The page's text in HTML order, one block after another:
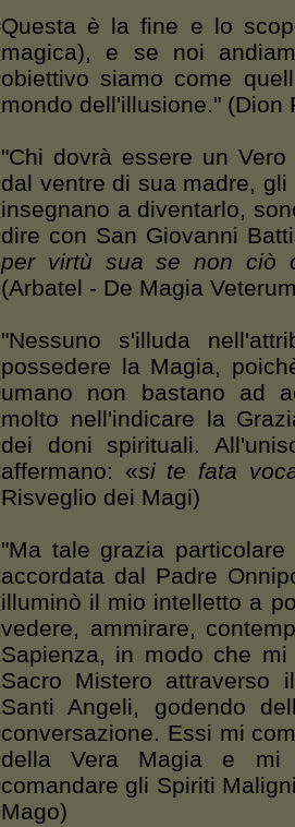
Questa è la fine e lo
magica), e se noi
obiettivo siamo come
mondo dell'illusione." (Dion
"Chi dovrà essere un
dal ventre di sua madre,
insegnano a diventarlo,
dire con San Giovanni
per virtù sua se non ciò
(Arbatel - De Magia
"Nessuno s'illuda
possedere la Magia,
umano non bastano ad
molto nell'indicare la
dei doni spirituali.
affermano: «si te fata
Risveglio dei Magi)
"Ma tale grazia
accordata dal Padre
illuminò il mio intelletto a
vedere, ammirare,
Sapienza, in modo che
Sacro Mistero attraverso
Santi Angeli, godendo
conversazione. Essi mi
della Vera Magia e mi
comandare gli Spiriti
Mago)